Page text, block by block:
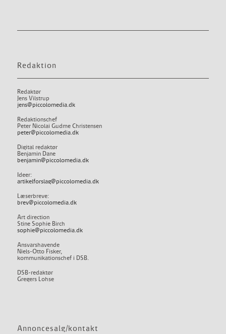
Redaktion
Redaktør
Jens Vilstrup
jens@piccolomedia.dk
Redaktionschef
Peter Nicolai Gudme Christensen
peter@piccolomedia.dk
Digital redaktør
Benjamin Dane
benjamin@piccolomedia.dk
Ideer:
artikelforslag@piccolomedia.dk
Læserbreve:
brev@piccolomedia.dk
Art direction
Stine Sophie Birch
sophie@piccolomedia.dk
Ansvarshavende
Niels-Otto Fisker,
kommunikationschef i DSB.
DSB-redaktør
Gregers Lohse
Annoncesalg/kontakt